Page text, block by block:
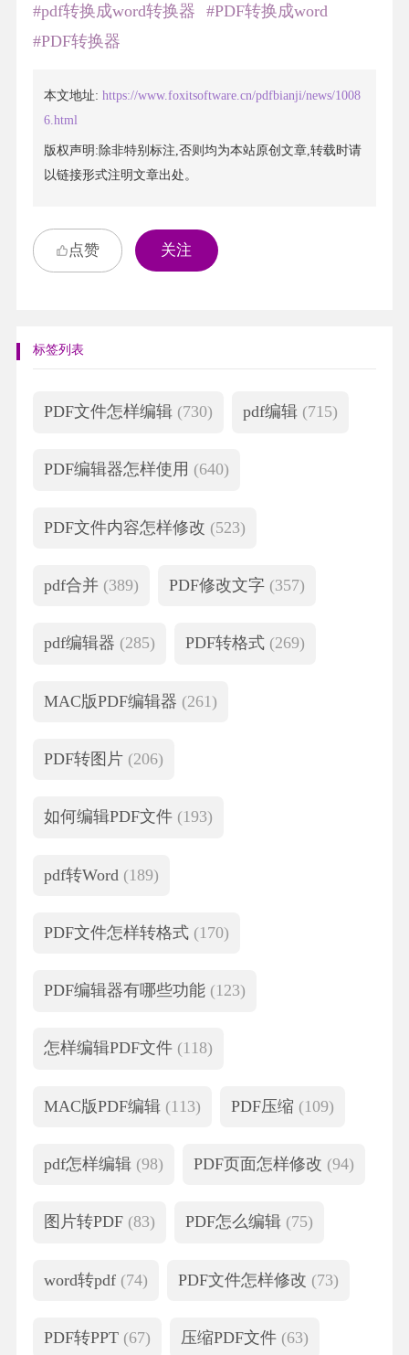
#pdf转换成word转换器
#PDF转换成word
#PDF转换器
本文地址: https://www.foxitsoftware.cn/pdfbianji/news/1008
6.html
版权声明:除非特别标注,否则均为本站原创文章,转载时请
以链接形式注明文章出处。
点赞 关注
标签列表
PDF文件怎样编辑 (730) pdf编辑 (715)
PDF编辑器怎样使用 (640)
PDF文件内容怎样修改 (523)
pdf合并 (389) PDF修改文字 (357)
pdf编辑器 (285) PDF转格式 (269)
MAC版PDF编辑器 (261)
PDF转图片 (206)
如何编辑PDF文件 (193)
pdf转Word (189)
PDF文件怎样转格式 (170)
PDF编辑器有哪些功能 (123)
怎样编辑PDF文件 (118)
MAC版PDF编辑 (113) PDF压缩 (109)
pdf怎样编辑 (98) PDF页面怎样修改 (94)
图片转PDF (83) PDF怎么编辑 (75)
word转pdf (74) PDF文件怎样修改 (73)
PDF转PPT (67) 压缩PDF文件 (63)